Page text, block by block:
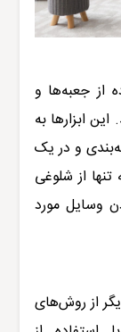
از جعبه‌ها و
ابزارها به
و در یک
از شلوغی
وسایل مورد
از روش‌های